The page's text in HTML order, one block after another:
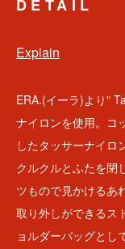
DETAIL
Explain
ERA.(イーラ)より"
ナイロンを使用。コ
したタッサーナイロ
クルクルとふたを閉
ツもので見かけるあ
取り外しができるス
ョルダーバッグとし